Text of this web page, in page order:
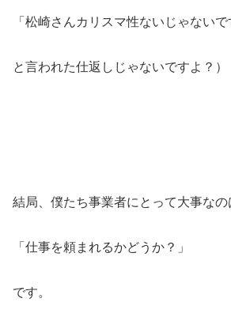
「松崎さんカリスマ性ないじゃないで
と言われた仕返しじゃないですよ？）
結局、僕たち事業者にとって大事なの
「仕事を頼まれるかどうか？」
です。